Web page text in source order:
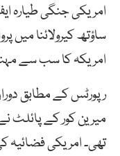
امریکہ کا سب سے
رپورٹس کے مطابق
میرین کور کے پائلٹ
تھی۔ امریکی